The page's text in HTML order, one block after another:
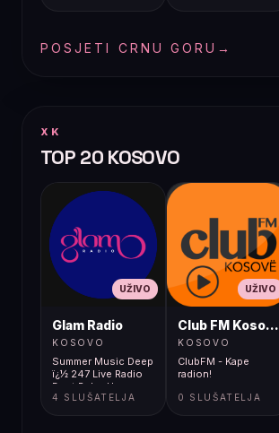
POSJETI CRNU GORU →
XK
TOP 20 KOSOVO
UŽIVO
Glam Radio
KOSOVO
Summer Music Deep
ï¿½ 247 Live Radio
Best Relax Hou
4 SLUŠATELJA
UŽIVO
Club FM Kosovë
KOSOVO
ClubFM - Kape
radion!
0 SLUŠATELJA